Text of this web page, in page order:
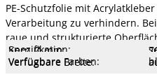
PE-Schutzfolie mit
Verarbeitung zu verhindern.
raue und strukturierte
Träger:
Gesamtstärke:
Klebertyp:
Klebekraft:
Reißfestigkeit:
Dehnung:
Kern Typ:
Kern Ø mm:
Spezifikation:
UV Beständigkeit:
Verfügbare Längen:
Verfügbare Breite:
Verfügbare Farben: